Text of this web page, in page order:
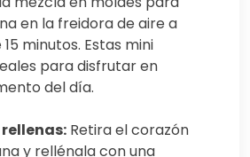
en la freidora de aire a
minutos. Estas mini
para disfrutar en
del día.
Retira el corazón
y rellénala con una